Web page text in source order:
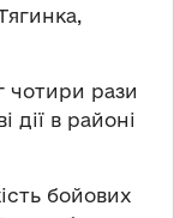
чотири рази
дії в районі
бойових